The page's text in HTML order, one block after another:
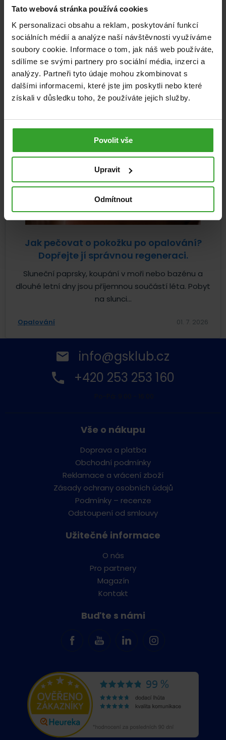
Tato webová stránka používá cookies
K personalizaci obsahu a reklam, poskytování funkcí
sociálních médií a analýze naší návštěvnosti využíváme
soubory cookie. Informace o tom, jak náš web používáte,
sdílíme se svými partnery pro sociální média, inzerci a
analýzy. Partneři tyto údaje mohou zkombinovat s
dalšími informacemi, které jste jim poskytli nebo které
získali v důsledku toho, že používáte jejich služby.
Povolit vše
Upravit
Odmítnout
Nejlepší potraviny pro pevné kosti i při
osteoporóze
Pevné kosti nejsou samozřejmostí. Kostní tkáň se po
celý život neustále obnovuje a reaguje na to, co jíme,...
Pohybová soustava Zdravá výživa 22. 7. 2026
Jak pečovat o pokožku po opalování?
Dopřejte jí správnou regeneraci.
Sluneční paprsky, koupání v moři nebo bazénu a
dlouhé letní dny jsou příjemnou součástí léta. Pobyt
na slunci...
Opalování 01. 7. 2026
info@gsklub.cz
+420 253 253 160
Vše o nákupu
Doprava a platba
Obchodní podmínky
Reklamace a vrácení zboží
Zásady ochrany osobních údajů
Podmínky – recenze
Odstoupení od smlouvy
Užitečné informace
O nás
Pro partnery
Magazín
Kontakt
Buďte s námi